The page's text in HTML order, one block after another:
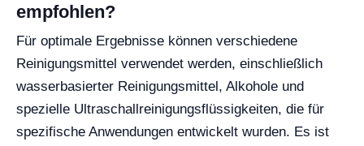
empfohlen?
Für optimale Ergebnisse können verschiedene
Reinigungsmittel verwendet werden, einschließlich
wasserbasierter Reinigungsmittel, Alkohole und
spezielle Ultraschallreinigungsflüssigkeiten, die für
spezifische Anwendungen entwickelt wurden. Es ist